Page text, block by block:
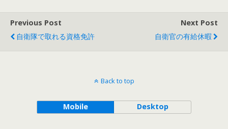
Previous Post
自衛隊で取れる資格免許
Next Post
自衛官の有給休暇
Back to top
Mobile Desktop